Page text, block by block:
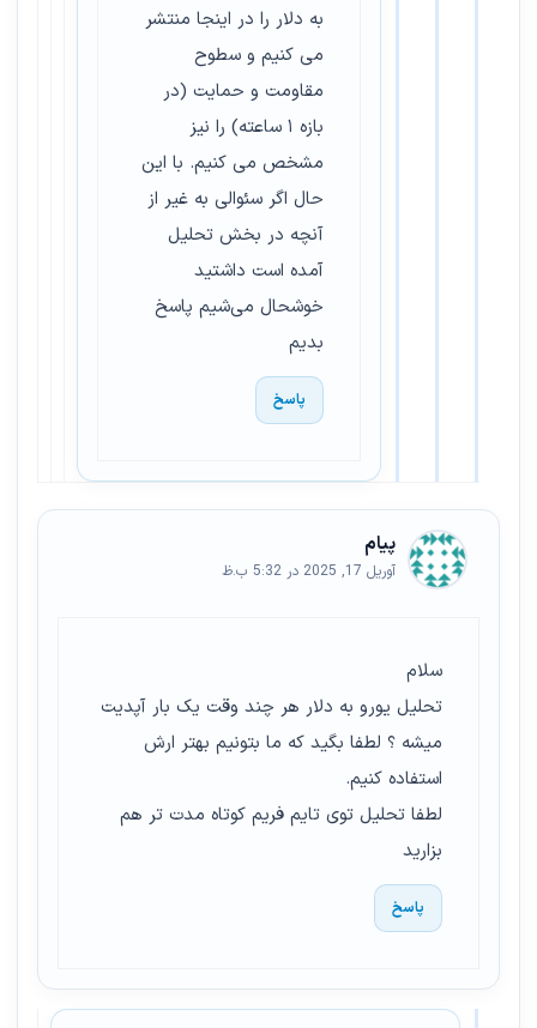
به دلار را در اینجا منتشر
می کنیم و سطوح
مقاومت و حمایت (در
بازه ۱ ساعته) را نیز
مشخص می کنیم. با این
حال اگر سئوالی به غیر از
آنچه در بخش تحلیل
آمده است داشتید
خوشحال می‌شیم پاسخ
بدیم
پاسخ
پیام
آوریل 17, 2025 در 5:32 ب.ظ
سلام
تحلیل یورو به دلار هر چند وقت یک بار آپدیت
میشه ؟ لطفا بگید که ما بتونیم بهتر ارش
استفاده کنیم.
لطفا تحلیل توی تایم فریم کوتاه مدت تر هم
بزارید
پاسخ